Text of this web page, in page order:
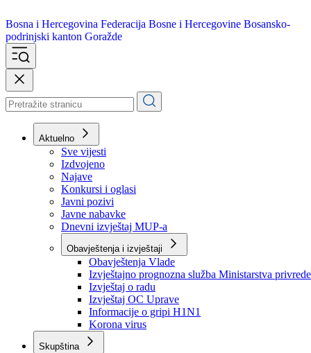
Bosna i Hercegovina Federacija Bosne i Hercegovine Bosansko-
podrinjski kanton Goražde
Aktuelno
Sve vijesti
Izdvojeno
Najave
Konkursi i oglasi
Javni pozivi
Javne nabavke
Dnevni izvještaj MUP-a
Obavještenja i izvještaji
Obavještenja Vlade
Izvještajno prognozna služba Ministarstva privrede
Izvještaj o radu
Izvještaj OC Uprave
Informacije o gripi H1N1
Korona virus
Skupština